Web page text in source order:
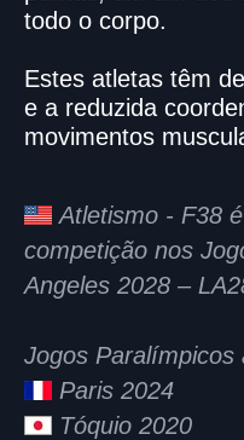
todo o corpo.
Estes atletas têm
e a reduzida
movimentos
Atletismo - F38
competição nos
Angeles 2028 –
Jogos Paralímpicos
Paris 2024
Tóquio 2020